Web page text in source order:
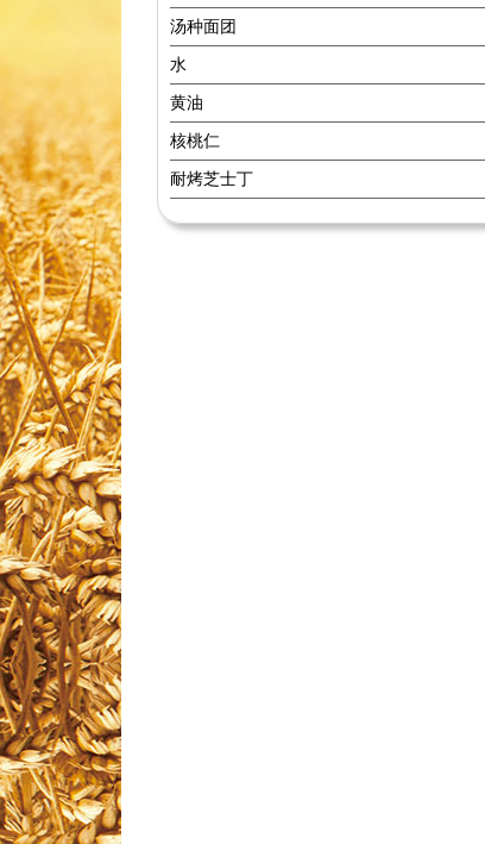
汤种面团
水
黄油
核桃仁
耐烤芝士丁